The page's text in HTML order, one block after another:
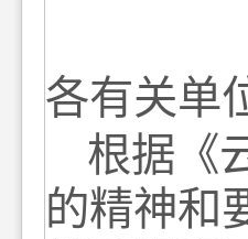
各有关单
根据《
的精神和